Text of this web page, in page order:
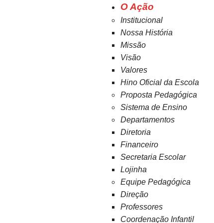
O Ação
Institucional
Nossa História
Missão
Visão
Valores
Hino Oficial da Escola
Proposta Pedagógica
Sistema de Ensino
Departamentos
Diretoria
Financeiro
Secretaria Escolar
Lojinha
Equipe Pedagógica
Direção
Professores
Coordenação Infantil